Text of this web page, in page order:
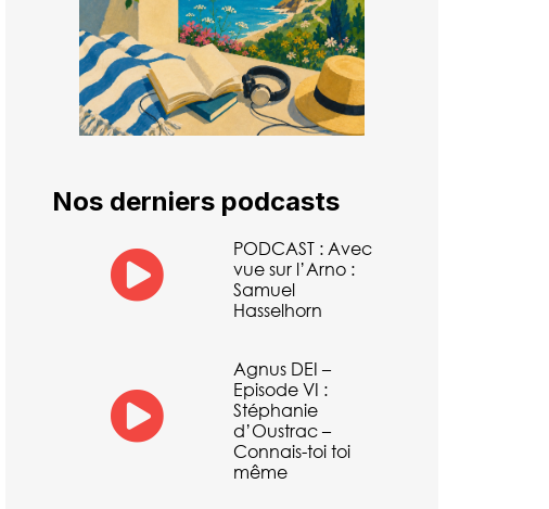
Nos derniers podcasts
PODCAST : Avec
vue sur l’Arno :
Samuel
Hasselhorn
Agnus DEI –
Episode VI :
Stéphanie
d’Oustrac –
Connais-toi toi
même